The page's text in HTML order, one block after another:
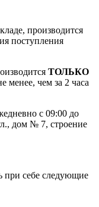
производится
поступления
ТОЛЬКО
менее, чем за 2 часа
с 09:00 до
дом № 7, строение
при себе следующие